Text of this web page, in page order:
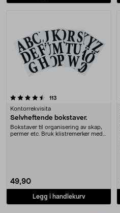
113
Kontorrekvisita
Selvheftende bokstaver.
Bokstaver til organisering av skap,
permer etc. Bruk klistremerker med
49,90
Legg i handlekurv
4.5 av 5 stjerner